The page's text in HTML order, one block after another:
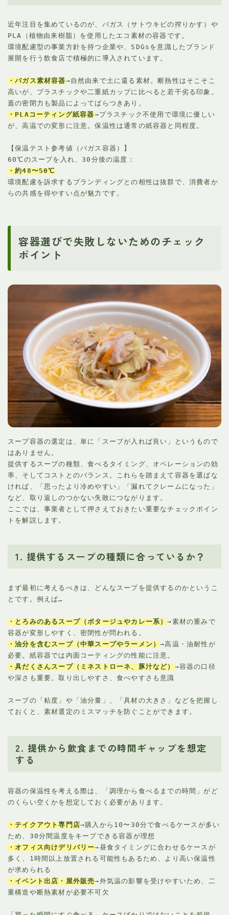
近年注目を集めているのが、バガス（サトウキビの搾りかす）や
PLA（植物由来樹脂）を使用したエコ素材の容器です。
環境配慮型の事業方針を持つ企業や、SDGsを意識したブランド
展開を行う飲食店で積極的に導入されています。
・バガス素材容器→自然由来で土に還る素材。断熱性はそこそこ
高いが、プラスチックや二重紙カップに比べると若干劣る印象。
蓋の密閉力も製品によってばらつきあり。
・PLAコーティング紙容器→プラスチック不使用で環境に優しい
が、高温での変形に注意。保温性は通常の紙容器と同程度。
【保温テスト参考値（バガス容器）】
60℃のスープを入れ、30分後の温度：
・約48〜50℃
環境配慮を訴求するブランディングとの相性は抜群で、消費者か
らの共感を得やすい点が魅力です。
容器選びで失敗しないためのチェック
ポイント
スープ容器の選定は、単に「スープが入れば良い」というもので
はありません。
提供するスープの種類、食べるタイミング、オペレーションの効
率、そしてコストとのバランス。これらを踏まえて容器を選ばな
ければ、「思ったより冷めやすい」「漏れてクレームになった」
など、取り返しのつかない失敗につながります。
ここでは、事業者として押さえておきたい重要なチェックポイン
トを解説します。
1. 提供するスープの種類に合っているか？
まず最初に考えるべきは、どんなスープを提供するのかというこ
とです。例えば…
・とろみのあるスープ（ポタージュやカレー系）→素材の重みで
容器が変形しやすく、密閉性が問われる。
・油分を含むスープ（中華スープやラーメン）→高温・油耐性が
必要。紙容器では内面コーティングの性能に注意。
・具だくさんスープ（ミネストローネ、豚汁など） →容器の口径
や深さも重要。取り出しやすさ、食べやすさも意識
スープの「粘度」や「油分量」、「具材の大きさ」などを把握し
ておくと、素材選定のミスマッチを防ぐことができます。
2. 提供から飲食までの時間ギャップを想定
する
容器の保温性を考える際は、「調理から食べるまでの時間」がど
のくらい空くかを想定しておく必要があります。
・テイクアウト専門店→購入から10〜30分で食べるケースが多い
ため、30分間温度をキープできる容器が理想
・オフィス向けデリバリー→昼食タイミングに合わせるケースが
多く、1時間以上放置される可能性もあるため、より高い保温性
が求められる
・イベント出店・屋外販売→外気温の影響を受けやすいため、二
重構造や断熱素材が必要不可欠